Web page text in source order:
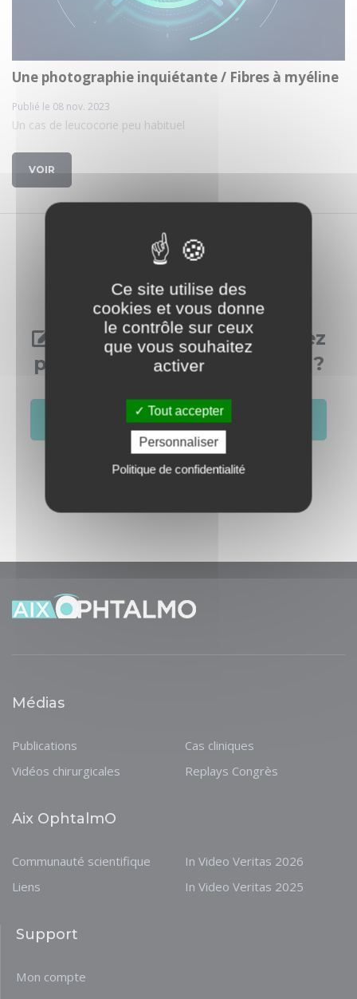
Une photographie inquiétante / Fibres à myéline
Publié le 08 nov. 2023
Un cas de leucocorie peu habituel
VOIR
1 média trouvé
Vous aussi, vous souhaitez
publier dans cette rubrique ?
Créer un compte
Médias
Publications
Vidéos chirurgicales
Cas cliniques
Replays Congrès
Aix OphtalmO
Communauté scientifique
Liens
In Video Veritas 2026
In Video Veritas 2025
Support
Mon compte
Ce site utilise des
cookies et vous donne
le contrôle sur ceux
que vous souhaitez
activer
Tout accepter
Personnaliser
Politique de confidentialité